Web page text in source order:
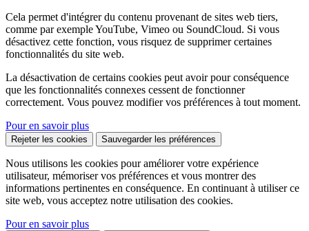
Cela permet d'intégrer du contenu provenant de sites web tiers,
comme par exemple YouTube, Vimeo ou SoundCloud. Si vous
désactivez cette fonction, vous risquez de supprimer certaines
fonctionnalités du site web.
La désactivation de certains cookies peut avoir pour conséquence
que les fonctionnalités connexes cessent de fonctionner
correctement. Vous pouvez modifier vos préférences à tout moment.
Pour en savoir plus
Rejeter les cookies Sauvegarder les préférences
Nous utilisons les cookies pour améliorer votre expérience
utilisateur, mémoriser vos préférences et vous montrer des
informations pertinentes en conséquence. En continuant à utiliser ce
site web, vous acceptez notre utilisation des cookies.
Pour en savoir plus